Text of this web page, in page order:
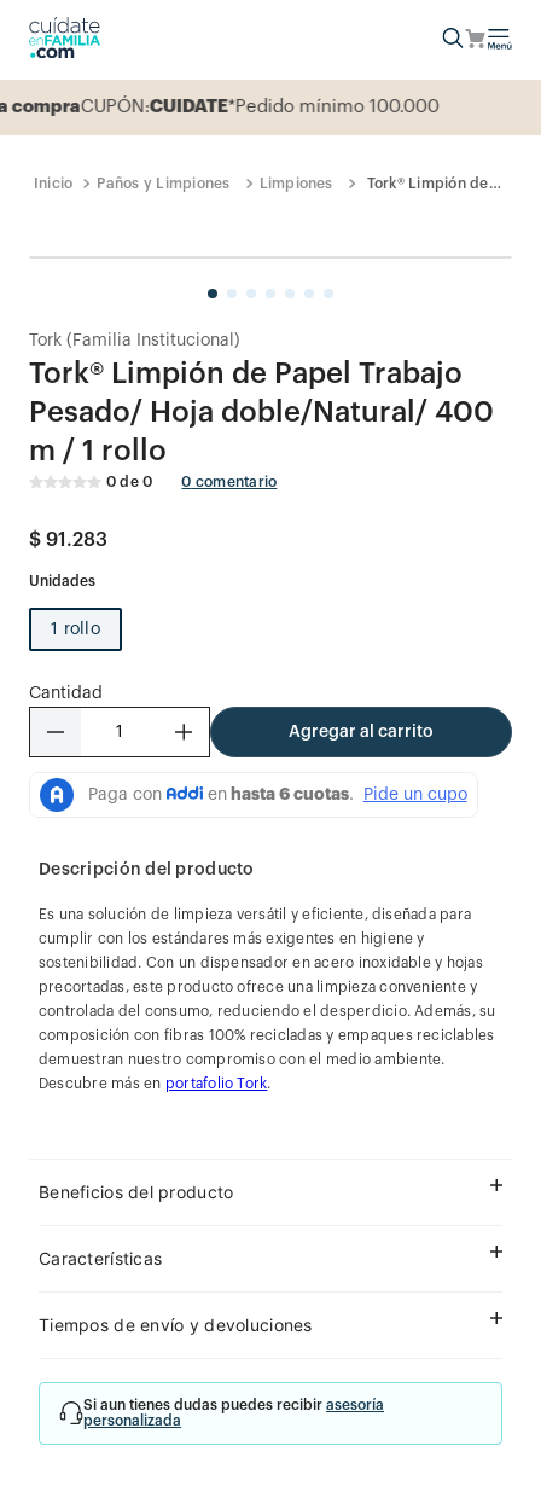
CUPÓN:CUIDATE*Pedido mínimo 100.000
Paños y Limpiones Limpiones
Tork® Limpión de
doble/Natural/
Tork (Familia Institucional)
Tork® Limpión de Papel Trabajo
Pesado/ Hoja doble/Natural/ 400
m / 1 rollo
0 de0 0 comentario
$ 91 .283
1 rollo
Cantidad
＋
－ Agregar al carrito
Descripción del producto
Es una solución de limpieza versátil y eficiente, diseñada para
cumplir con los estándares más exigentes en higiene y
sostenibilidad. Con un dispensador en acero inoxidable y hojas
precortadas, este producto ofrece una limpieza conveniente y
controlada del consumo, reduciendo el desperdicio. Además, su
composición con fibras 100% recicladas y empaques reciclables
demuestran nuestro compromiso con el medio ambiente.
Descubre más en portafolio Tork.
Beneficios del producto
Características
Tiempos de envío y devoluciones
Si aun tienes dudas puedes recibir asesoría
personalizada